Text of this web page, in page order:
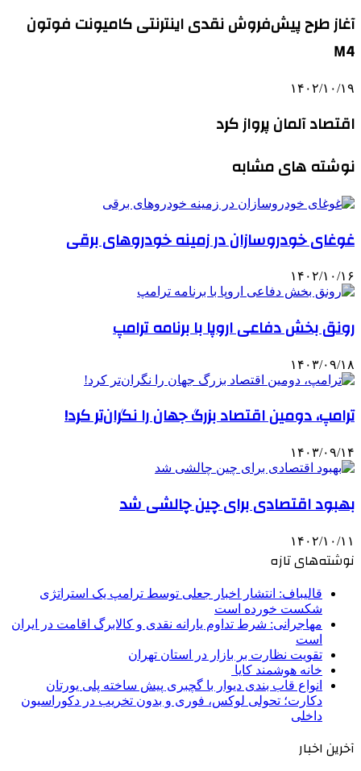
آغاز طرح پیش‌فروش نقدی اینترنتی کامیونت فوتون
M4
۱۴۰۲/۱۰/۱۹
اقتصاد آلمان پرواز کرد
نوشته های مشابه
غوغای خودروسازان در زمینه خودروهای برقی
۱۴۰۲/۱۰/۱۶
رونق بخش دفاعی اروپا با برنامه ترامپ
۱۴۰۳/۰۹/۱۸
ترامپ، دومین اقتصاد بزرگ جهان را نگران‌تر کرد!
۱۴۰۳/۰۹/۱۴
بهبود اقتصادی برای چین چالشی شد
۱۴۰۲/۱۰/۱۱
نوشته‌های تازه
قالیباف: انتشار اخبار جعلی توسط ترامپ یک استراتژی
شکست خورده است
مهاجرانی: شرط تداوم یارانه نقدی و کالابرگ اقامت در ایران
است
تقویت نظارت بر بازار در استان تهران
خانه هوشمند کایا
انواع قاب بندی دیوار با گچبری پیش ساخته پلی یورتان
دکارت؛ تحولی لوکس، فوری و بدون تخریب در دکوراسیون
داخلی
آخرین اخبار